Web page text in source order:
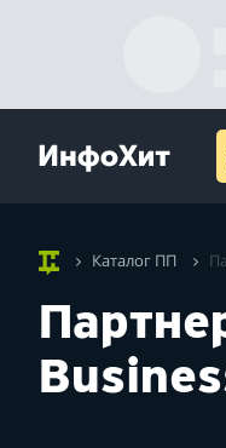
Каталог ПП